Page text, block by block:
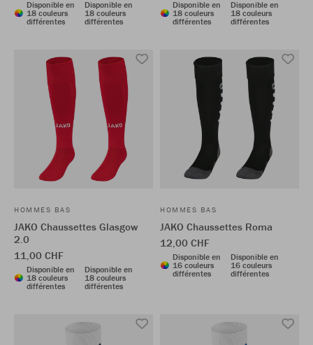
Disponible en
18 couleurs
différentes
Disponible en
18 couleurs
différentes
Disponible en
18 couleurs
différentes
Disponible en
18 couleurs
différentes
HOMMES BAS
JAKO Chaussettes Glasgow
2.0
11,00 CHF
Disponible en
18 couleurs
différentes
Disponible en
18 couleurs
différentes
HOMMES BAS
JAKO Chaussettes Roma
12,00 CHF
Disponible en
16 couleurs
différentes
Disponible en
16 couleurs
différentes